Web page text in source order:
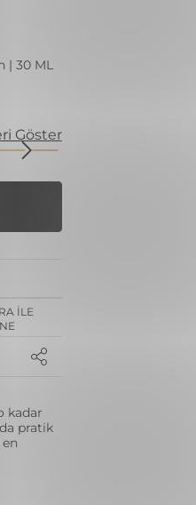
| 30 ML
Göster
İLE
kadar
pratik